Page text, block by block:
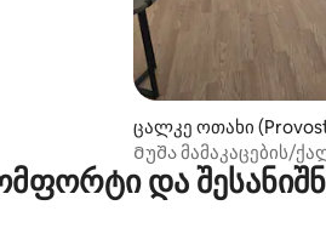
ცალკე ოთახი
Მუშა მამაკაცების/
3
და